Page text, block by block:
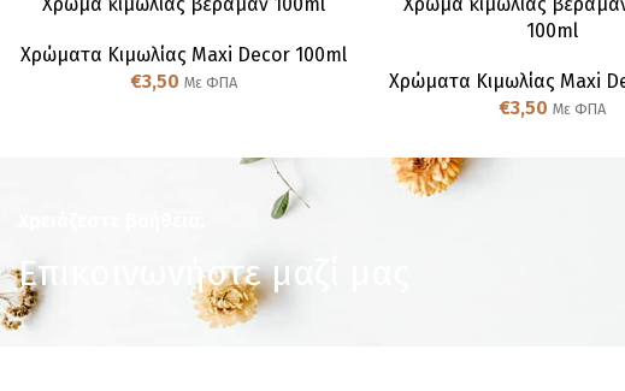
Χρώμα κιμωλίας βεραμάν 100ml
Χρώματα Κιμωλίας Maxi Decor 100ml
€3,50 Με ΦΠΑ
Χρώμα κιμωλίας
100ml
Χρώματα Κιμωλίας Maxi
€3,50 Με ΦΠΑ
Επικοινωνήστε μαζί μας